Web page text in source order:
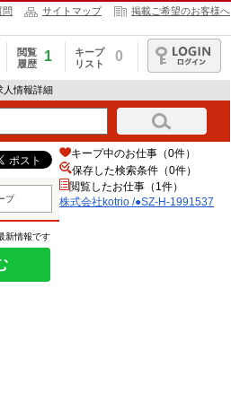
問 サイトマップ 掲載ご希望のお客様へ
閲覧
履歴
1
キープ
リスト
0
ログイン
人情報詳細
プ
新情報です
キープ中のお仕事（0件）
保存した検索条件（0件）
閲覧したお仕事（1件）
株式会社kotrio /●SZ-H-1991537